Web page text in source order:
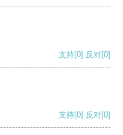
支持[0] 反对[0]
支持[0] 反对[0]